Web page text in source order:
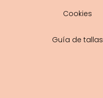
Cookies
Guía de tallas